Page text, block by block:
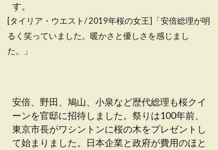
す。
[タイリア・ウエスト/ 2019年桜の女王]「安倍総理が明
るく笑っていました。暖かさと優しさを感じまし
た。」
安倍、野田、鳩山、小泉など歴代総理も桜クイ
ーンを官邸に招待しました。祭りは100年前、
東京市長がワシントンに桜の木をプレゼントし
て始まりました。日本企業と政府が費用のほと